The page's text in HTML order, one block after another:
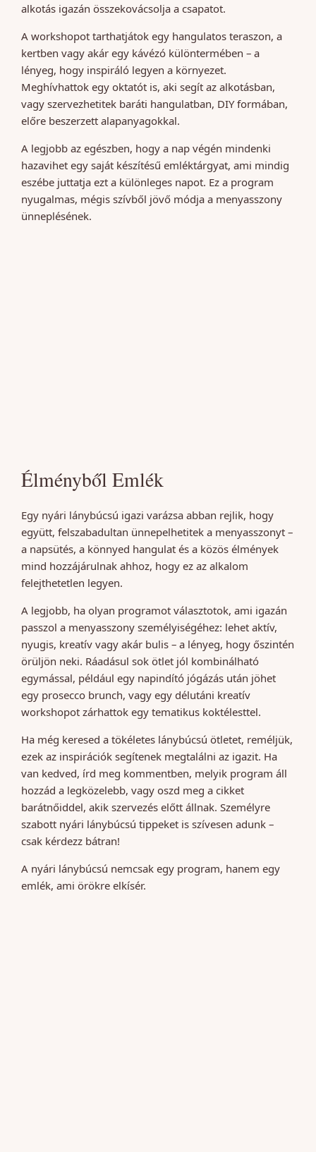
alkotás igazán összekovácsolja a csapatot.
A workshopot tarthatjátok egy hangulatos teraszon, a
kertben vagy akár egy kávézó különtermében – a
lényeg, hogy inspiráló legyen a környezet.
Meghívhattok egy oktatót is, aki segít az alkotásban,
vagy szervezhetitek baráti hangulatban, DIY formában,
előre beszerzett alapanyagokkal.
A legjobb az egészben, hogy a nap végén mindenki
hazavihet egy saját készítésű emléktárgyat, ami mindig
eszébe juttatja ezt a különleges napot. Ez a program
nyugalmas, mégis szívből jövő módja a menyasszony
ünneplésének.
Élményből Emlék
Egy nyári lánybúcsú igazi varázsa abban rejlik, hogy
együtt, felszabadultan ünnepelhetitek a menyasszonyt –
a napsütés, a könnyed hangulat és a közös élmények
mind hozzájárulnak ahhoz, hogy ez az alkalom
felejthetetlen legyen.
A legjobb, ha olyan programot választotok, ami igazán
passzol a menyasszony személyiségéhez: lehet aktív,
nyugis, kreatív vagy akár bulis – a lényeg, hogy őszintén
örüljön neki. Ráadásul sok ötlet jól kombinálható
egymással, például egy napindító jógázás után jöhet
egy prosecco brunch, vagy egy délutáni kreatív
workshopot zárhattok egy tematikus koktélesttel.
Ha még keresed a tökéletes lánybúcsú ötletet, reméljük,
ezek az inspirációk segítenek megtalálni az igazit. Ha
van kedved, írd meg kommentben, melyik program áll
hozzád a legközelebb, vagy oszd meg a cikket
barátnőiddel, akik szervezés előtt állnak. Személyre
szabott nyári lánybúcsú tippeket is szívesen adunk –
csak kérdezz bátran!
A nyári lánybúcsú nemcsak egy program, hanem egy
emlék, ami örökre elkísér.